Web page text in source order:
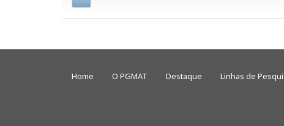
Home O PGMAT Destaque Linhas de